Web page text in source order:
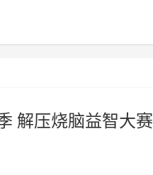
解压烧脑益智大赛